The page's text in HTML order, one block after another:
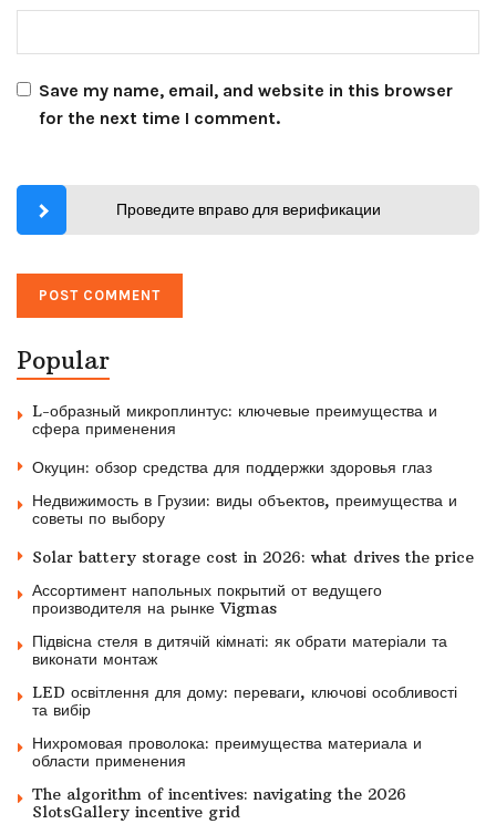
Save my name, email, and website in this browser
for the next time I comment.
Проведите вправо для верификации
Popular
L-образный микроплинтус: ключевые преимущества и
сфера применения
Окуцин: обзор средства для поддержки здоровья глаз
Недвижимость в Грузии: виды объектов, преимущества и
советы по выбору
Solar battery storage cost in 2026: what drives the price
Ассортимент напольных покрытий от ведущего
производителя на рынке Vigmas
Підвісна стеля в дитячій кімнаті: як обрати матеріали та
виконати монтаж
LED освітлення для дому: переваги, ключові особливості
та вибір
Нихромовая проволока: преимущества материала и
области применения
The algorithm of incentives: navigating the 2026
SlotsGallery incentive grid